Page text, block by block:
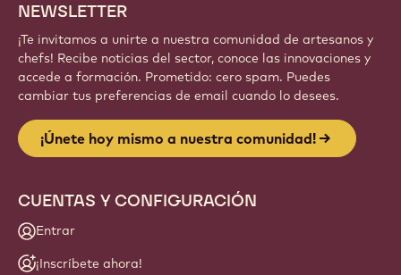
NEWSLETTER
¡Te invitamos a unirte a nuestra comunidad de artesanos y
chefs! Recibe noticias del sector, conoce las innovaciones y
accede a formación. Prometido: cero spam. Puedes
cambiar tus preferencias de email cuando lo desees.
¡Únete hoy mismo a nuestra comunidad!
CUENTAS Y CONFIGURACIÓN
Entrar
¡Inscríbete ahora!